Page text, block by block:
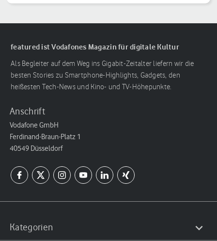
featured ist Vodafones Magazin für digitale Kultur
Als Begleiter auf dem Weg ins Gigabit-Zeitalter liefern wir die
besten Stories zu Smartphone-Highlights, Gadgets, den
heißesten Tech-News und Kino- und TV-Höhepunkte.
Anschrift
Vodafone GmbH
Ferdinand-Braun-Platz 1
40549 Düsseldorf
Kategorien